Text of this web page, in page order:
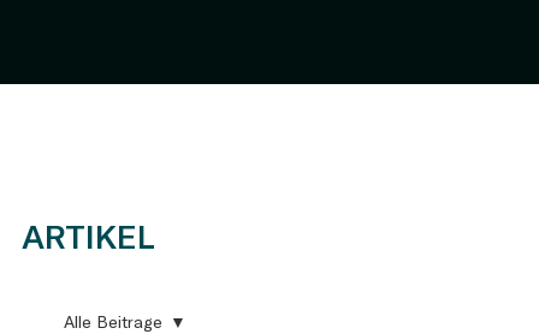
ARTIKEL
Alle Beiträge